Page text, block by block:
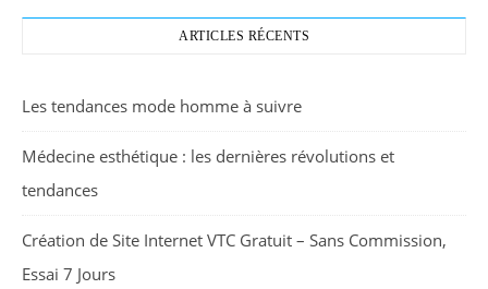
ARTICLES RÉCENTS
Les tendances mode homme à suivre
Médecine esthétique : les dernières révolutions et
tendances
Création de Site Internet VTC Gratuit – Sans Commission,
Essai 7 Jours